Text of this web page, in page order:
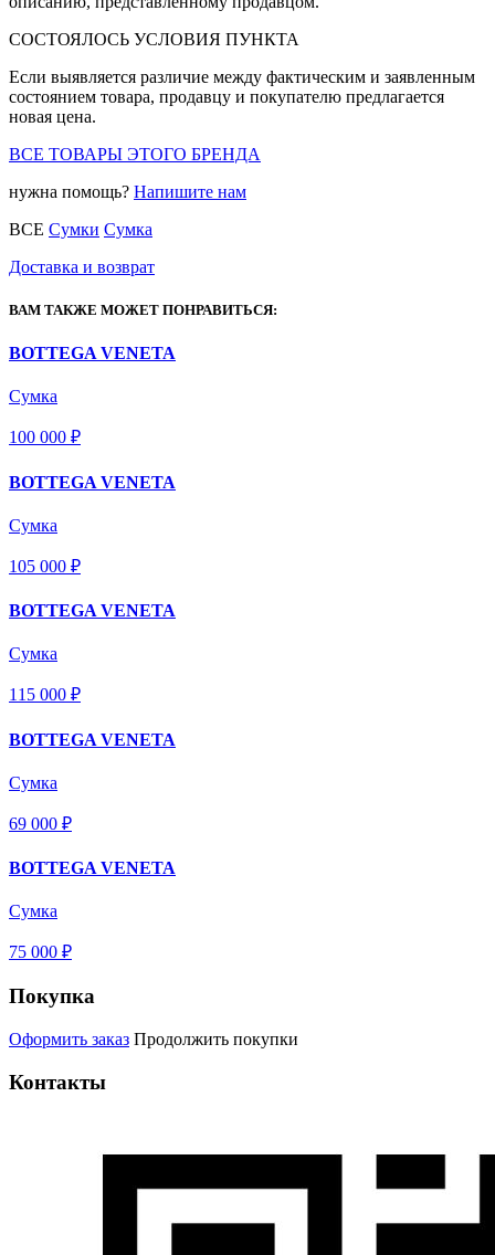
СОСТОЯЛОСЬ УСЛОВИЯ ПУНКТА
Если выявляется различие между фактическим и заявленным
состоянием товара, продавцу и покупателю предлагается
новая цена.
ВСЕ ТОВАРЫ ЭТОГО БРЕНДА
нужна помощь? Напишите нам
ВСЕ Сумки Сумка
Доставка и возврат
ВАМ ТАКЖЕ МОЖЕТ ПОНРАВИТЬСЯ:
BOTTEGA VENETA
Сумка
100 000 ₽
BOTTEGA VENETA
Сумка
105 000 ₽
BOTTEGA VENETA
Сумка
115 000 ₽
BOTTEGA VENETA
Сумка
69 000 ₽
BOTTEGA VENETA
Сумка
75 000 ₽
Покупка
Оформить заказ Продолжить покупки
Контакты